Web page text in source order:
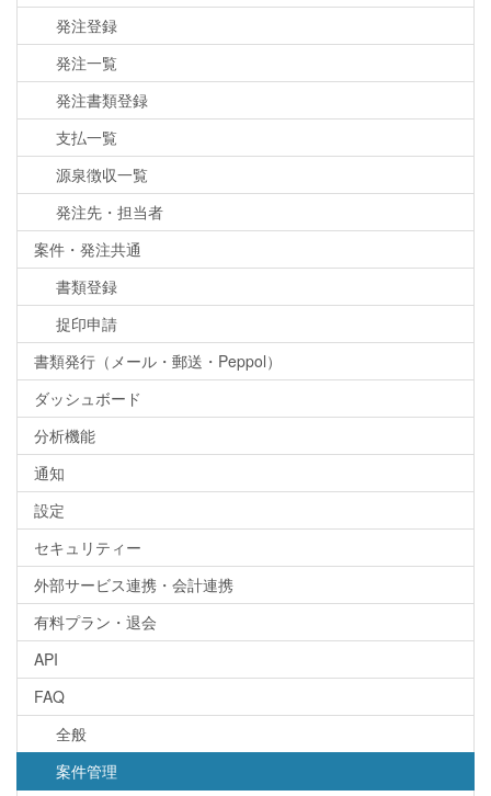
発注登録
発注一覧
発注書類登録
支払一覧
源泉徴収一覧
発注先・担当者
案件・発注共通
書類登録
捉印申請
書類発行（メール・郵送・Peppol）
ダッシュボード
分析機能
通知
設定
セキュリティー
外部サービス連携・会計連携
有料プラン・退会
API
FAQ
全般
案件管理